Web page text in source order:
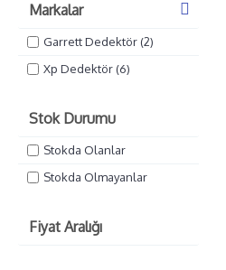
Markalar
Garrett Dedektör (2)
Xp Dedektör (6)
Stok Durumu
Stokda Olanlar
Stokda Olmayanlar
Fiyat Aralığı